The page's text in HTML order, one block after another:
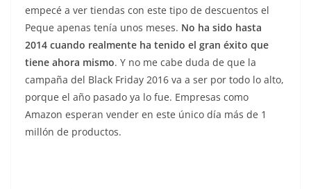
empecé a ver tiendas con este tipo de descuentos el
Peque apenas tenía unos meses. No ha sido hasta
2014 cuando realmente ha tenido el gran éxito que
tiene ahora mismo. Y no me cabe duda de que la
campaña del Black Friday 2016 va a ser por todo lo alto,
porque el año pasado ya lo fue. Empresas como
Amazon esperan vender en este único día más de 1
millón de productos.